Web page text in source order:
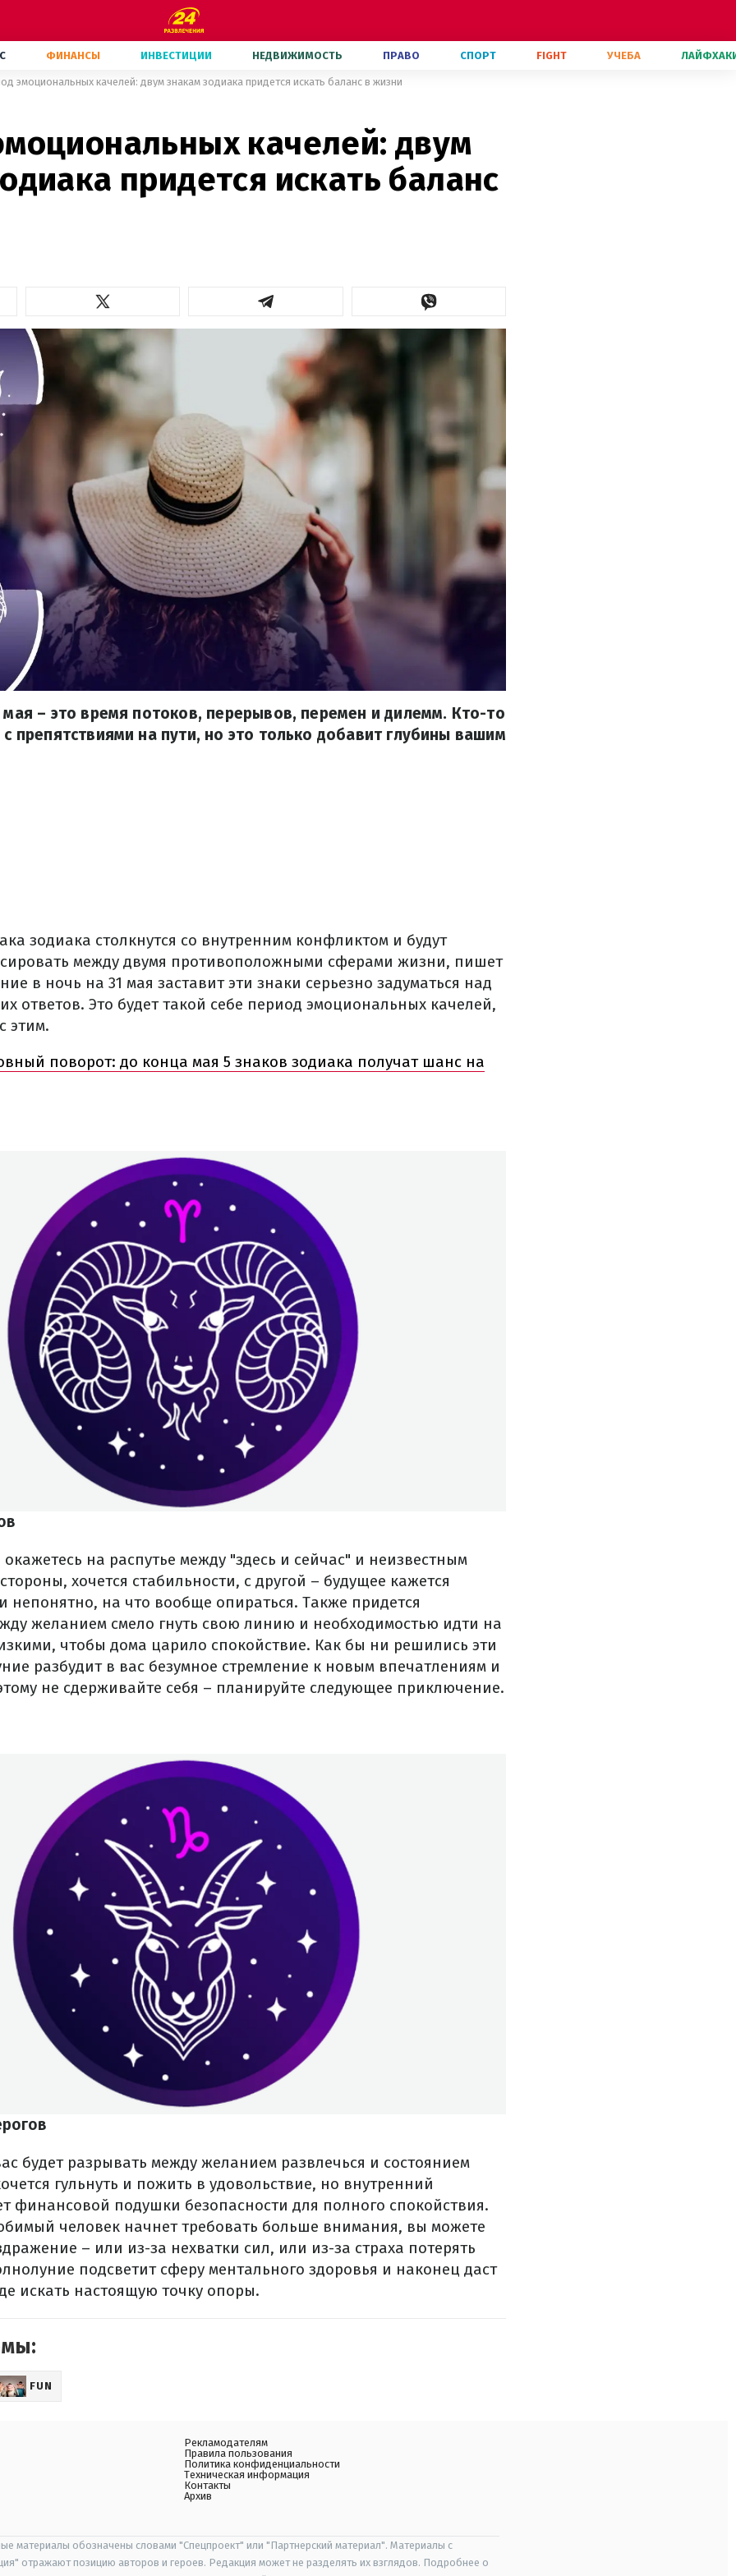
ФИНАНСЫ ИНВЕСТИЦИИ НЕДВИЖИМОСТЬ ПРАВО СПОРТ FIGHT УЧЕБА
эмоциональных качелей: двум знакам зодиака придется искать баланс в жизни
качелей: двум
придется искать баланс
– это время потоков, перерывов, перемен и дилемм. Кто-то
с препятствиями на пути, но это только добавит глубины вашим
зодиака столкнутся со внутренним конфликтом и будут
между двумя противоположными сферами жизни, пишет
в ночь на 31 мая заставит эти знаки серьезно задуматься над
ответов. Это будет такой себе период эмоциональных качелей,
этим.
поворот: до конца мая 5 знаков зодиака получат шанс на
на распутье между "здесь и сейчас" и неизвестным
хочется стабильности, с другой – будущее кажется
на что вообще опираться. Также придется
желанием смело гнуть свою линию и необходимостью идти на
чтобы дома царило спокойствие. Как бы ни решились эти
разбудит в вас безумное стремление к новым впечатлениям и
не сдерживайте себя – планируйте следующее приключение.
будет разрывать между желанием развлечься и состоянием
гульнуть и пожить в удовольствие, но внутренний
финансовой подушки безопасности для полного спокойствия.
человек начнет требовать больше внимания, вы можете
– или из-за нехватки сил, или из-за страха потерять
подсветит сферу ментального здоровья и наконец даст
искать настоящую точку опоры.
FUN
Рекламодателям
Правила пользования
Политика конфиденциальности
Техническая информация
Контакты
Архив
материалы обозначены словами "Спецпроект" или "Партнерский материал". Материалы с
отражают позицию авторов и героев. Редакция может не разделять их взглядов. Подробнее о